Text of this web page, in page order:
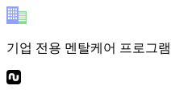
기업 전용 멘탈케어 프로그램